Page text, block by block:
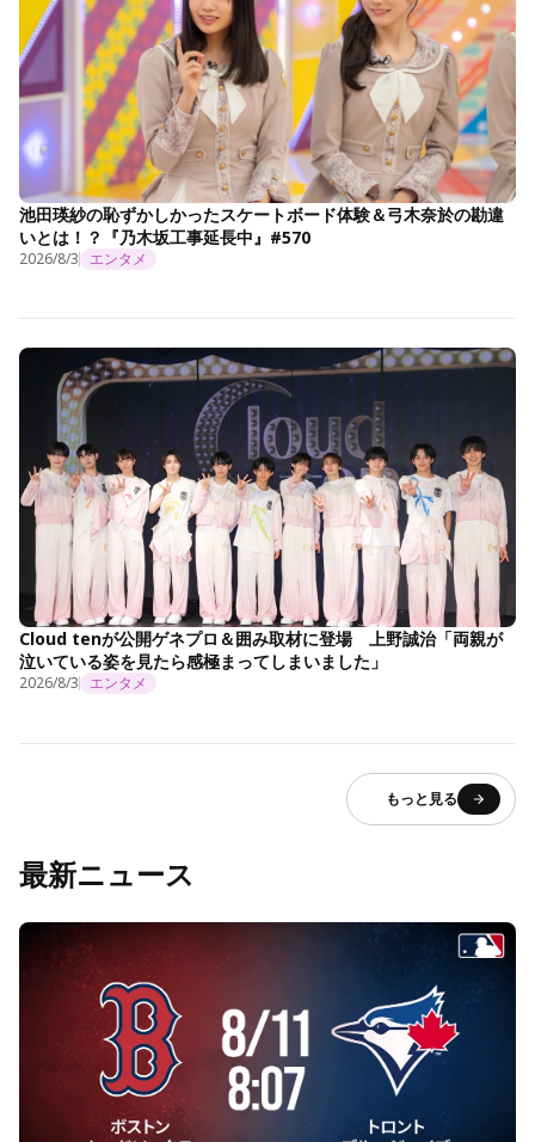
池田瑛紗の恥ずかしかったスケートボード体験＆弓木奈於の勘違
いとは！？『乃木坂工事延長中』#570
2026/8/3 エンタメ
Cloud tenが公開ゲネプロ＆囲み取材に登場 上野誠治「両親が
泣いている姿を見たら感極まってしまいました」
2026/8/3 エンタメ
もっと見る
最新ニュース